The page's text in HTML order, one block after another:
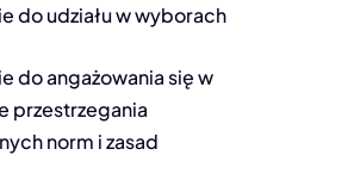
do udziału w wyborach
do angażowania się w
przestrzegania
norm i zasad